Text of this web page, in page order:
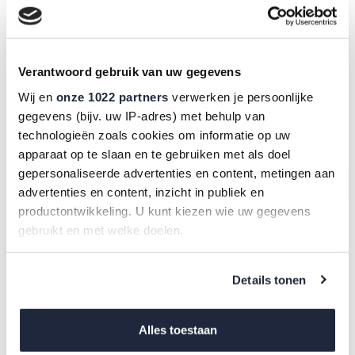
Verantwoord gebruik van uw gegevens
Wij en onze 1022 partners verwerken je persoonlijke
gegevens (bijv. uw IP-adres) met behulp van
technologieën zoals cookies om informatie op uw
apparaat op te slaan en te gebruiken met als doel
gepersonaliseerde advertenties en content, metingen aan
advertenties en content, inzicht in publiek en
productontwikkeling. U kunt kiezen wie uw gegevens
gebruikt en met welke doelen.
locatie, die tot een paar meter nauwkeurig kan zijn
Uw apparaat identificeren door het actief te
Details tonen
Alles toestaan
Monster Energy Ultra White (12 x 500 ml)
6 reviews € 16,95